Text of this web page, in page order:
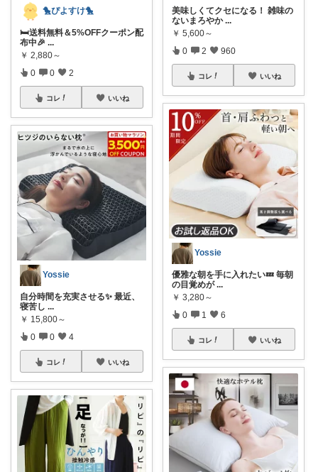
🐤ぴよすけ🐤
🛏️送料無料＆5%OFFクーポン配
布中🎉 ...
￥ 2,880～
0 0 2
コレ いいね
Yossie
自分時間を充実させる✨ 最近、
寝苦し ...
￥ 15,800～
0 0 4
コレ いいね
美味しくてクセになる！ 雑味の
ないまろやか ...
￥ 5,600～
0 2 960
コレ いいね
Yossie
優雅な朝を手に入れたい💤 毎朝
の目覚めが ...
￥ 3,280～
0 1 6
コレ いいね